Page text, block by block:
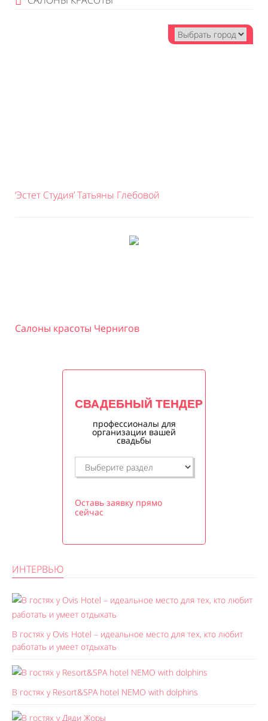
‘Эстет Студия’ Татьяны Глебовой
Салоны красоты Чернигов
СВАДЕБНЫЙ ТЕНДЕР
профессионалы для
организации вашей
свадьбы
Оставь заявку прямо
сейчас
ИНТЕРВЬЮ
В гостях у Ovis Hotel – идеальное место для тех, кто любит
работать и умеет отдыхать
В гостях у Resort&SPA hotel NEMO with dolphins